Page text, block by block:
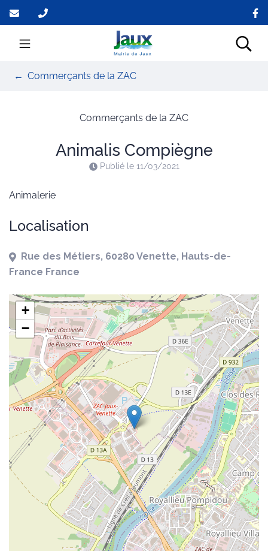
Aller
au
contenu
Mairie de Jaux
Commerçants de la ZAC
Commerçants de la ZAC
Animalis Compiègne
Publié le 11/03/2021
Animalerie
Localisation
Rue des Métiers, 60280 Venette, Hauts-de-
France France
+
−